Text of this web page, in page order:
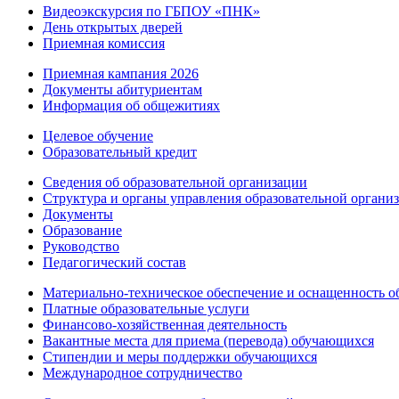
Видеоэкскурсия по ГБПОУ «ПНК»
День открытых дверей
Приемная комиссия
Приемная кампания 2026
Дoкументы абитуриентам
Информация об общежитиях
Целевое обучение
Образовательный кредит
Сведения об образовательной организации
Структура и органы управления образовательной
Документы
Образование
Руководство
Педагогический состав
Материально-техническое обеспечение и оснащенность
Платные образовательные услуги
Финансово-хозяйственная деятельность
Вакантные места для приема (перевода) обучающихся
Стипендии и меры поддержки обучающихся
Международное сотрудничество